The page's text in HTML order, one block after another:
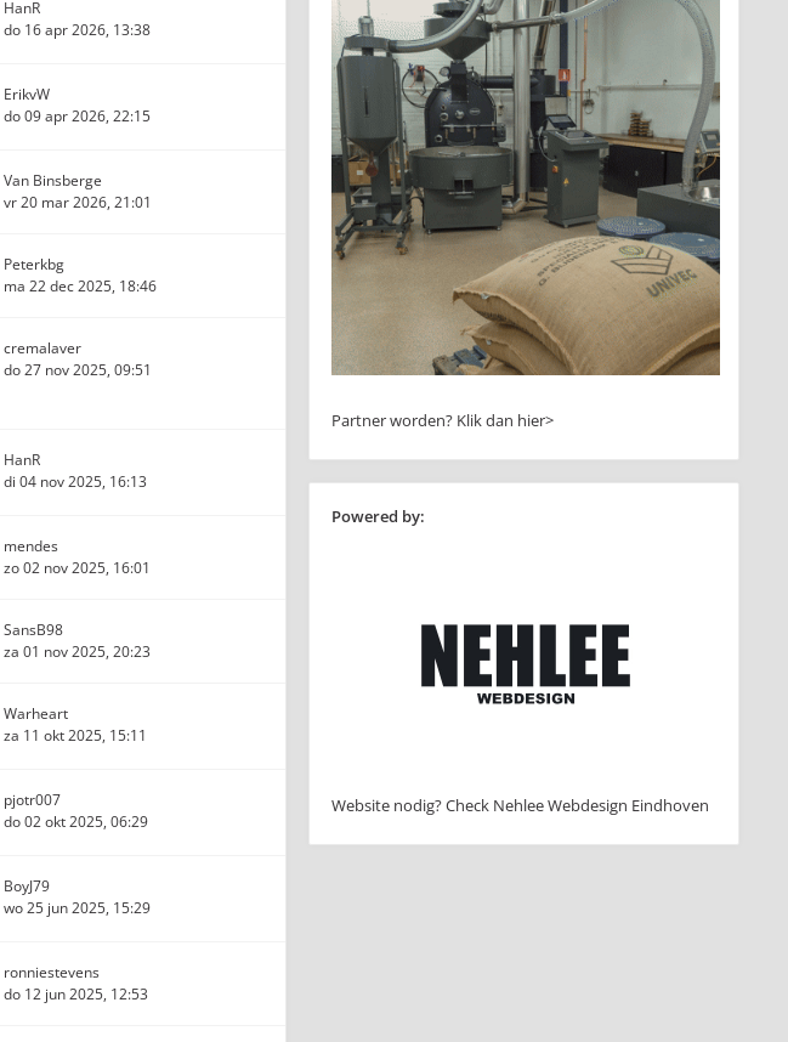
HanR
do 16 apr 2026, 13:38
ErikvW
do 09 apr 2026, 22:15
Van Binsberge
vr 20 mar 2026, 21:01
Peterkbg
ma 22 dec 2025, 18:46
cremalaver
do 27 nov 2025, 09:51
HanR
di 04 nov 2025, 16:13
mendes
zo 02 nov 2025, 16:01
SansB98
za 01 nov 2025, 20:23
Warheart
za 11 okt 2025, 15:11
pjotr007
do 02 okt 2025, 06:29
BoyJ79
wo 25 jun 2025, 15:29
ronniestevens
do 12 jun 2025, 12:53
Partner worden? Klik dan hier>
Powered by:
Website nodig? Check Nehlee Webdesign Eindhoven